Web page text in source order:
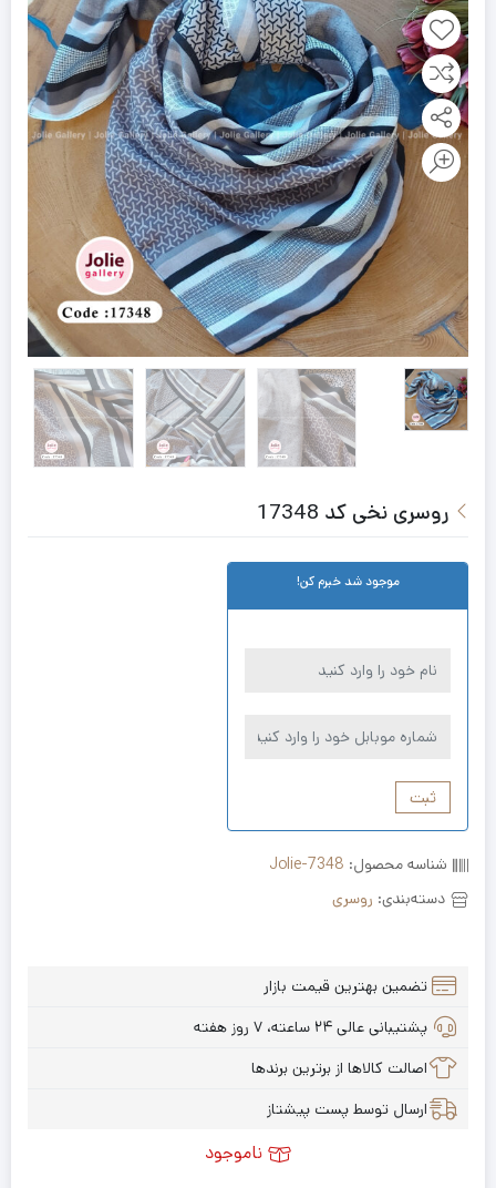
روسری نخی کد 17348
موجود شد خبرم کن!
ثبت
شناسه محصول: Jolie-7348
دسته‌بندی: روسری
تضمین بهترین قیمت بازار
پشتیبانی عالی ۲۴ ساعته، ۷ روز هفته
اصالت کالاها از برترین برندها
ارسال توسط پست پیشتاز
ناموجود